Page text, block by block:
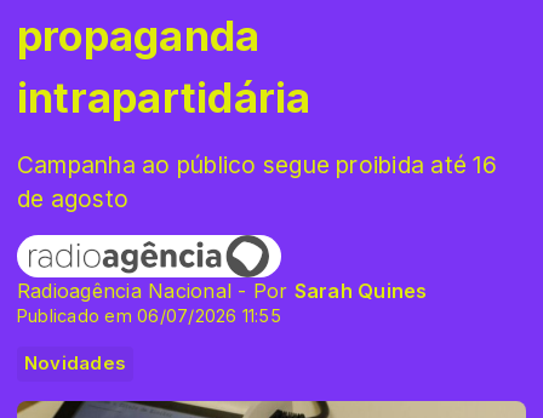
propaganda
intrapartidária
Campanha ao público segue proibida até 16
de agosto
Radioagência Nacional - Por Sarah Quines
Publicado em 06/07/2026 11:55
Novidades